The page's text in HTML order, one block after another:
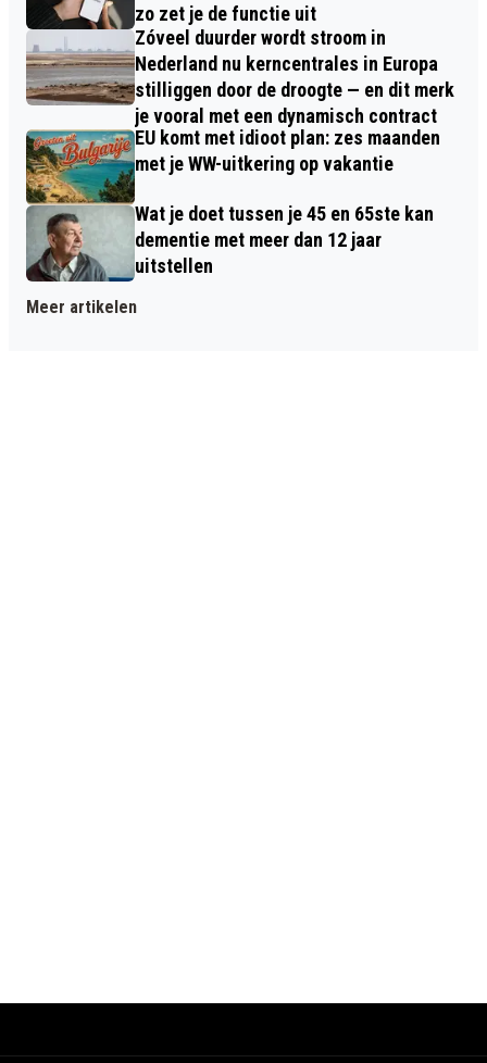
zo zet je de functie uit
Zóveel duurder wordt stroom in
Nederland nu kerncentrales in Europa
stilliggen door de droogte — en dit merk
je vooral met een dynamisch contract
EU komt met idioot plan: zes maanden
met je WW-uitkering op vakantie
Wat je doet tussen je 45 en 65ste kan
dementie met meer dan 12 jaar
uitstellen
Meer artikelen